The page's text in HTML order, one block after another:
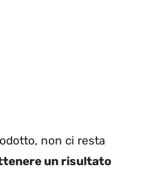
non ci resta
un risultato